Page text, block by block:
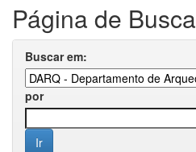
Página de Busca
Buscar em:
por